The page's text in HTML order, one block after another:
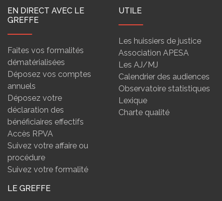
EN DIRECT AVEC LE
GREFFE
Faites vos formalités
dématérialisées
Déposez vos comptes
annuels
Déposez votre
déclaration des
bénéficiaires effectifs
Accès RPVA
Suivez votre affaire ou
procédure
Suivez votre formalité
UTILE
Les huissiers de justice
Association APESA
Les AJ/MJ
Calendrier des audiences
Observatoire statistiques
Lexique
Charte qualité
LE GREFFE